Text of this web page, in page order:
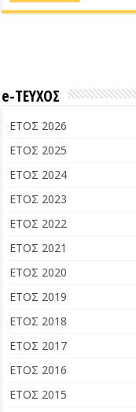
e-ΤΕΥΧΟΣ
ΕΤΟΣ 2026
ΕΤΟΣ 2025
ΕΤΟΣ 2024
ΕΤΟΣ 2023
ΕΤΟΣ 2022
ΕΤΟΣ 2021
ΕΤΟΣ 2020
ΕΤΟΣ 2019
ΕΤΟΣ 2018
ΕΤΟΣ 2017
ΕΤΟΣ 2016
ΕΤΟΣ 2015